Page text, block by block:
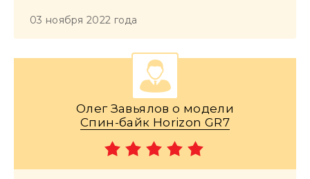
03 ноября 2022 года
Олег Завьялов о модели
Спин-байк Horizon GR7